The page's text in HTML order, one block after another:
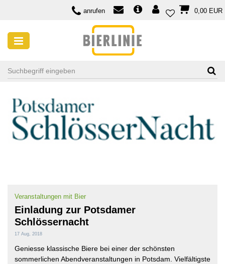
anrufen 0,00 EUR
SUCHE NACH TAG: BIER-EVENT
Veranstaltungen mit Bier
Einladung zur Potsdamer
Schlössernacht
17 Aug, 2018
Geniesse klassische Biere bei einer der schönsten
sommerlichen Abendveranstaltungen in Potsdam. Vielfältigste